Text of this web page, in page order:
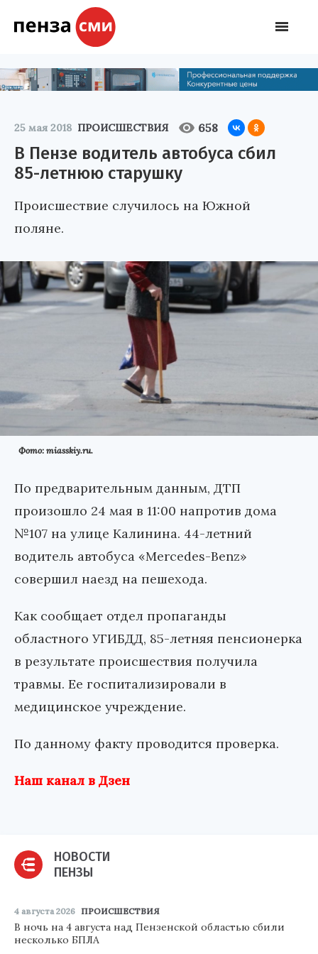
25 мая 2018 ПРОИСШЕСТВИЯ 658
В Пензе водитель автобуса сбил
85-летнюю старушку
Происшествие случилось на Южной
поляне.
Фото: miasskiy.ru.
По предварительным данным, ДТП
произошло 24 мая в 11:00 напротив дома
№107 на улице Калинина. 44-летний
водитель автобуса «Mercedes-Benz»
совершил наезд на пешехода.
Как сообщает отдел пропаганды
областного УГИБДД, 85-летняя пенсионерка
в результате происшествия получила
травмы. Ее госпитализировали в
медицинское учреждение.
По данному факту проводится проверка.
Наш канал в Дзен
НОВОСТИ
ПЕНЗЫ
4 августа 2026 ПРОИСШЕСТВИЯ
В ночь на 4 августа над Пензенской областью сбили
несколько БПЛА